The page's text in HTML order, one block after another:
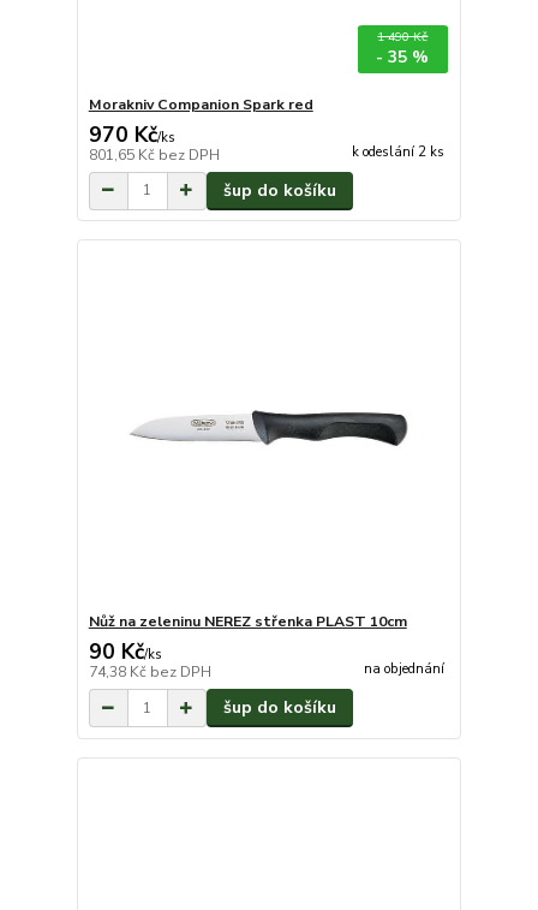
1 490 Kč
- 35 %
Morakniv Companion Spark red
970 Kč/ks
801,65 Kč bez DPH k odeslání 2 ks
šup do košíku
Nůž na zeleninu NEREZ střenka PLAST 10cm
90 Kč/ks
74,38 Kč bez DPH na objednání
šup do košíku